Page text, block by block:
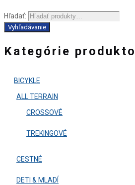
Hľadať:
Vyhľadávanie
Kategórie
BICYKLE
ALL TERRAIN
CROSSOVÉ
TREKINGOVÉ
CESTNÉ
DETI & MLADÍ